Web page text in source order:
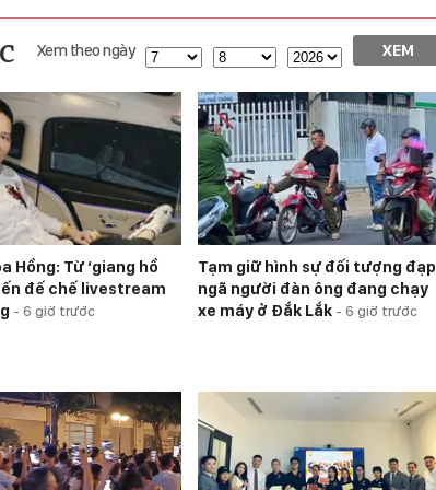
Xem theo ngày XEM
Hồng: Từ ‘giang hồ
đế chế livestream
- 6 giờ trước
Tạm giữ hình sự đối tượng đạp
ngã người đàn ông đang chạy
xe máy ở Đắk Lắk - 6 giờ trước